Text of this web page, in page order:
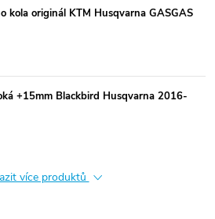
kola originál KTM Husqvarna GASGAS
+15mm Blackbird Husqvarna 2016-
více produktů